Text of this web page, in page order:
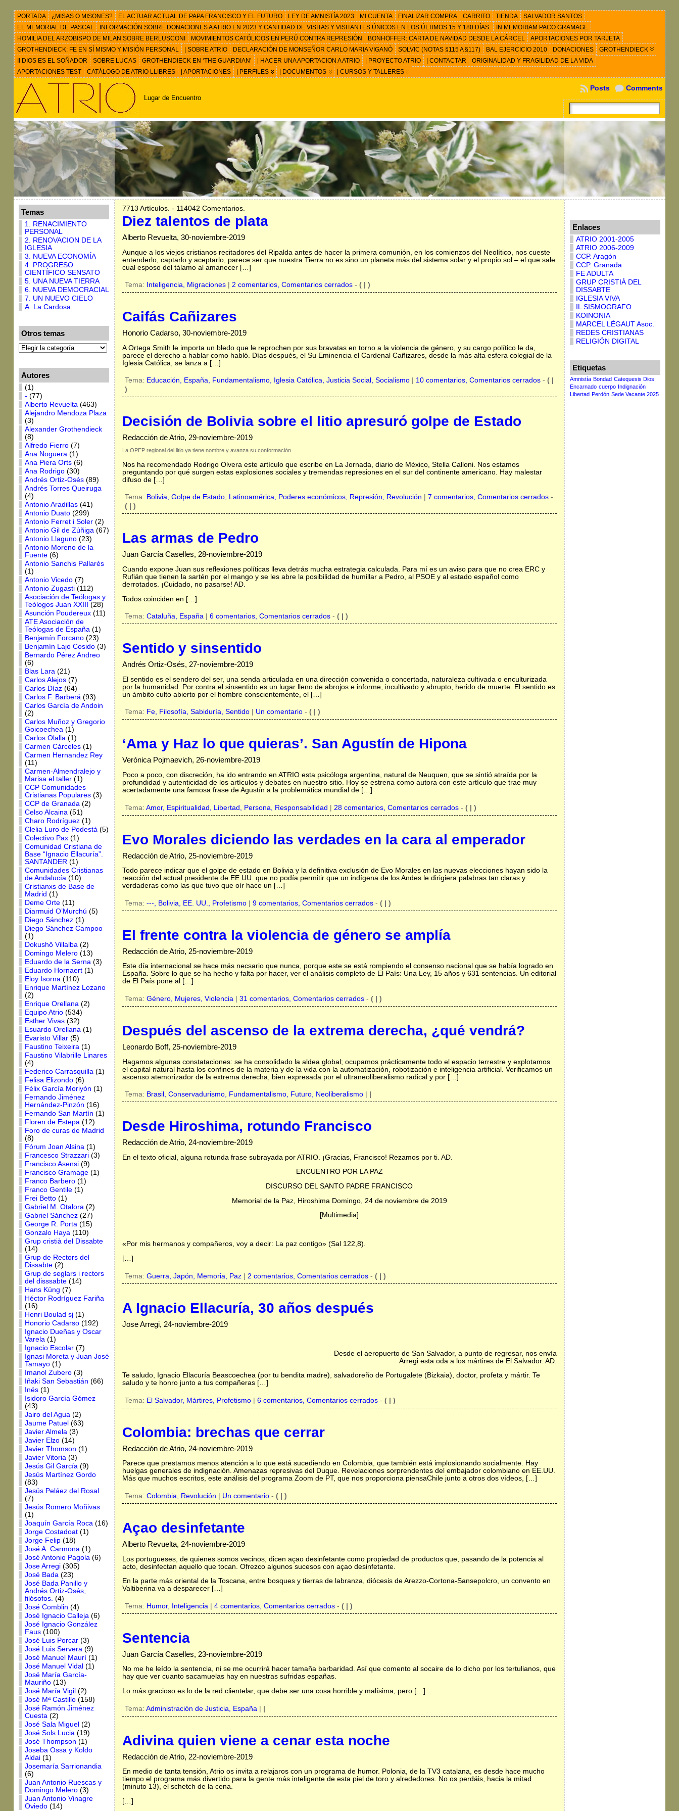
PORTADA ¿MISAS O MISONES? EL ACTUAR ACTUAL DE PAPA FRANCISCO Y EL FUTURO LEY DE AMNISTÍA 2023 MI CUENTA FINALIZAR COMPRA CARRITO TIENDA
SALVADOR SANTOS
EL MEMORIAL DE PASCAL
INFORMACIÓN SOBRE DONACIONES A ATRIO EN 2023 Y CANTIDAD DE VISITAS Y VISITANTES ÚNICOS EN LOS ÚLTIMOS 15 Y 180 DÍAS.
IN MEMORIAM PACO GRAMAGE
HOMILIA DEL ARZOBISPO DE MILAN SOBRE BERLUSCONI
MOVIMIENTOS CATÓLICOS EN PERÚ CONTRA REPRESIÓN BONHÖFFER: CARTA DE NAVIDAD DESDE LA CÁRCEL
APORTACIONES POR TARJETA
GROTHENDIECK: FE EN SÍ MISMO Y MISIÓN PERSONAL
| SOBRE ATRIO DECLARACIÓN DE MONSEÑOR CARLO MARIA VIGANÒ SOLVIC (NOTAS §115 A §117) BAL EJERCICIO 2010 DONACIONES
GROTHENDIECK
II DIOS ES EL SOÑADOR
SOBRE LUCAS GROTHENDIECK EN ‘THE GUARDIAN’ | HACER UNA APORTACION A ATRIO | PROYECTO ATRIO | CONTACTAR
ORIGINALIDAD Y FRAGILIDAD DE LA VIDA
APORTACIONES TEST
CATÁLOGO DE ATRIO LLIBRES | APORTACIONES | PERFILES | DOCUMENTOS | CURSOS Y TALLERES
Lugar de Encuentro
Comments
Posts
Temas
1. RENACIMIENTO
PERSONAL
2. RENOVACION DE LA
IGLESIA
3. NUEVA ECONOMÍA
4. PROGRESO
CIENTÍFICO SENSATO
5. UNA NUEVA TIERRA
6. NUEVA DEMOCRACIAL
7. UN NUEVO CIELO
A. La Cardosa
Otros temas
Autores
(1)
- (77)
Alberto Revuelta(463)
Alejandro Mendoza Plaza
(3)
Alexander Grothendieck
(8)
Alfredo Fierro(7)
Ana Noguera(1)
Ana Piera Orts(6)
Ana Rodrigo(30)
Andrés Ortiz-Osés(89)
Andrés Torres Queiruga
(4)
Antonio Aradillas(41)
Antonio Duato(299)
Antonio Ferret i Soler(2)
Antonio Gil de Zúñiga(67)
Antonio Llaguno(23)
Antonio Moreno de la
Fuente(6)
Antonio Sanchis Pallarés
(1)
Antonio Vicedo(7)
Antonio Zugasti(112)
Asociación de Teólogas y
Teólogos Juan XXIII
(28)
Asunción Poudereux(11)
ATE Asociación de
Teólogas de España(1)
Benjamín Forcano(23)
Benjamín Lajo Cosido(3)
Bernardo Pérez Andreo
(6)
Blas Lara(21)
Carlos Alejos(7)
Carlos Díaz(64)
Carlos F. Barberá(93)
Carlos García de Andoin
(2)
Carlos Muñoz y Gregorio
Goicoechea(1)
Carlos Olalla(1)
Carmen Cárceles(1)
Carmen Hernandez Rey
(11)
Carmen-Almendralejo y
Marisa el taller(1)
CCP Comunidades
Cristianas Populares(3)
CCP de Granada(2)
Celso Alcaina(51)
Charo Rodríguez(1)
Clelia Luro de Podestá(5)
Colectivo Pax(1)
Comunidad Cristiana de
Base “Ignacio Ellacuría”.
SANTANDER(1)
Comunidades Cristianas
de Andalucía(10)
Cristianxs de Base de
Madrid (1)
Deme Orte(11)
Diarmuid O’Murchú (5)
Diego Sánchez(1)
Diego Sánchez Campoo
(1)
Dokushô Villalba(2)
Domingo Melero(13)
Eduardo de la Serna(3)
Eduardo Hornaert(1)
Eloy Isorna(110)
Enrique Martínez Lozano
(2)
Enrique Orellana(2)
Equipo Atrio(534)
Esther Vivas(32)
Esuardo Orellana(1)
Evaristo Villar(5)
Faustino Teixeira(1)
Faustino Vilabrille Linares
(4)
Federico Carrasquilla(1)
Felisa Elizondo(6)
Félix García Moriyón (1)
Fernando Jiménez
Hernández-Pinzón (16)
Fernando San Martín (1)
Floren de Estepa(12)
Foro de curas de Madrid
(8)
Fórum Joan Alsina(1)
Francesco Strazzari(3)
Francisco Asensi(9)
Francisco Gramage(1)
Franco Barbero(1)
Franco Gentile(1)
Frei Betto(1)
Gabriel M. Otalora(2)
Gabriel Sánchez(27)
George R. Porta(15)
Gonzalo Haya(110)
Grup cristià del Dissabte
(14)
Grup de Rectors del
Dissabte(2)
Grup de seglars i rectors
del disssabte(14)
Hans Küng (7)
Héctor Rodríguez Fariña
(16)
Henri Boulad sj(1)
Honorio Cadarso(192)
Ignacio Dueñas y Oscar
Varela(1)
Ignacio Escolar(7)
Ignasi Moreta y Juan José
Tamayo(1)
Imanol Zubero(3)
Iñaki San Sebastián (66)
Inés(1)
Isidoro García Gómez
(43)
Jairo del Agua(2)
Jaume Patuel (63)
Javier Almela(3)
Javier Elzo(14)
Javier Thomson (1)
Javier Vitoria(3)
Jesús Gil García(9)
Jesús Martínez Gordo
(83)
Jesús Peláez del Rosal
(7)
Jesús Romero Moñivas
(1)
Joaquín García Roca(16)
Jorge Costadoat(1)
Jorge Felip(18)
José A. Carmona(1)
José Antonio Pagola(6)
Jose Arregi(305)
José Bada(23)
José Bada Panillo y
Andrés Ortiz-Osés,
filósofos. (4)
José Comblin (4)
José Ignacio Calleja(6)
José Ignacio González
Faus(100)
José Luis Porcar(3)
José Luis Servera(9)
José Manuel Maurí(1)
José Manuel Vidal (1)
José María García-
Mauriño(13)
José María Vigil (2)
José Mª Castillo(158)
José Ramón Jiménez
Cuesta(2)
José Sala Miguel (2)
José Sols Lucia(19)
José Thompson (1)
Joseba Ossa y Koldo
Aldai(1)
Josemaría Sarrionandia
(6)
Juan Antonio Ruescas y
Domingo Melero(3)
Juan Antonio Vinagre
Oviedo(14)
7713 Artículos. - 114042 Comentarios.
Diez talentos de plata
Alberto Revuelta, 30-noviembre-2019
Aunque a los viejos cristianos recitadores del Ripalda antes de hacer la primera comunión, en los comienzos del Neolítico, nos cueste
entenderlo, captarlo y aceptarlo, parece ser que nuestra Tierra no es sino un planeta más del sistema solar y el propio sol – el que sale
cual esposo del tálamo al amanecer […]
Tema: Inteligencia, Migraciones| 2 comentarios, Comentarios cerrados- ( | )
Caifás Cañizares
Honorio Cadarso, 30-noviembre-2019
A Ortega Smith le importa un bledo que le reprochen por sus bravatas en torno a la violencia de género, y su cargo político le da,
parece el derecho a hablar como habló. Días después, el Su Eminencia el Cardenal Cañizares, desde la más alta esfera colegial de la
Iglesia Católica, se lanza a […]
Tema: Educación, España, Fundamentalismo, Iglesia Católica, Justicia Social, Socialismo| 10 comentarios, Comentarios cerrados- ( |
)
Decisión de Bolivia sobre el litio apresuró golpe de Estado
Redacción de Atrio, 29-noviembre-2019
La OPEP regional del litio ya tiene nombre y avanza su conformación
Nos ha recomendado Rodrigo Olvera este artículo que escribe en La Jornada, diario de México, Stella Calloni. Nos estamos
preguntando por qué surgen estas explosiones sociales y tremendas represiones en el sur del continente americano. Hay malestar
difuso de […]
Tema: Bolivia, Golpe de Estado, Latinoamérica, Poderes económicos, Represión, Revolución 7 comentarios, Comentarios cerrados-
( | )
Las armas de Pedro
Juan García Caselles, 28-noviembre-2019
Cuando expone Juan sus reflexiones políticas lleva detrás mucha estrategia calculada. Para mí es un aviso para que no crea ERC y
Rufián que tienen la sartén por el mango y se les abre la posibilidad de humillar a Pedro, al PSOE y al estado español como
derrotados. ¡Cuidado, no pasarse! AD.
Todos coinciden en […]
Tema: Cataluña, España| 6 comentarios, Comentarios cerrados- ( | )
Sentido y sinsentido
Andrés Ortiz-Osés, 27-noviembre-2019
El sentido es el sendero del ser, una senda articulada en una dirección convenida o concertada, naturaleza cultivada o enculturizada
por la humanidad. Por contra el sinsentido es un lugar lleno de abrojos e informe, incultivado y abrupto, herido de muerte. El sentido es
un ámbito culto abierto por el hombre conscientemente, el […]
Tema: Fe, Filosofía, Sabiduría, Sentido| Un comentario- ( | )
‘Ama y Haz lo que quieras’. San Agustín de Hipona
Verónica Pojmaevich, 26-noviembre-2019
Poco a poco, con discreción, ha ido entrando en ATRIO esta psicóloga argentina, natural de Neuquen, que se sintió atraída por la
profundidad y autenticidad de los artículos y debates en nuestro sitio. Hoy se estrena como autora con este artículo que trae muy
acertadamente una famosa frase de Agustín a la problemática mundial de […]
Tema: Amor, Espiritualidad, Libertad, Persona, Responsabilidad | 28 comentarios, Comentarios cerrados- ( | )
Evo Morales diciendo las verdades en la cara al emperador
Redacción de Atrio, 25-noviembre-2019
Todo parece indicar que el golpe de estado en Bolivia y la definitiva exclusión de Evo Morales en las nuevas elecciones hayan sido la
reacción del actual presidente de EE.UU. que no podía permitir que un indígena de los Andes le dirigiera palabras tan claras y
verdaderas como las que tuvo que oír hace un […]
Tema: ---, Bolivia, EE. UU., Profetismo| 9 comentarios, Comentarios cerrados- ( | )
El frente contra la violencia de género se amplía
Redacción de Atrio, 25-noviembre-2019
Este día internacional se hace más necsario que nunca, porque este se está rompiendo el consenso nacional que se había logrado en
España. Sobre lo que se ha hecho y falta por hacer, ver el análisis completo de El País: Una Ley, 15 años y 631 sentencias. Un editorial
de El País pone al […]
Tema: Género, Mujeres, Violencia 31 comentarios, Comentarios cerrados- ( | )
Después del ascenso de la extrema derecha, ¿qué vendrá?
Leonardo Boff, 25-noviembre-2019
Hagamos algunas constataciones: se ha consolidado la aldea global; ocupamos prácticamente todo el espacio terrestre y explotamos
el capital natural hasta los confines de la materia y de la vida con la automatización, robotización e inteligencia artificial. Verificamos un
ascenso atemorizador de la extrema derecha, bien expresada por el ultraneoliberalismo radical y por […]
Tema: Brasil, Conservadurismo, Fundamentalismo, Futuro, Neoliberalismo|
Desde Hiroshima, rotundo Francisco
Redacción de Atrio, 24-noviembre-2019
En el texto oficial, alguna rotunda frase subrayada por ATRIO. ¡Gracias, Francisco! Rezamos por ti. AD.
ENCUENTRO POR LA PAZ
DISCURSO DEL SANTO PADRE FRANCISCO
Memorial de la Paz, Hiroshima Domingo, 24 de noviembre de 2019
[Multimedia]
«Por mis hermanos y compañeros, voy a decir: La paz contigo» (Sal 122,8).
[…]
Tema: Guerra, Japón, Memoria, Paz| 2 comentarios, Comentarios cerrados- ( | )
A Ignacio Ellacuría, 30 años después
Jose Arregi, 24-noviembre-2019
Desde el aeropuerto de San Salvador, a punto de regresar, nos envía
Arregi esta oda a los mártires de El Salvador. AD.
Te saludo, Ignacio Ellacuría Beascoechea (por tu bendita madre), salvadoreño de Portugalete (Bizkaia), doctor, profeta y mártir. Te
saludo y te honro junto a tus compañeras […]
Tema: El Salvador, Mártires, Profetismo| 6 comentarios, Comentarios cerrados- ( | )
Colombia: brechas que cerrar
Redacción de Atrio, 24-noviembre-2019
Parece que prestamos menos atención a lo que está sucediendo en Colombia, que también está implosionando socialmente. Hay
huelgas generales de indignación. Amenazas represivas del Duque. Revelaciones sorprendentes del embajador colombiano en EE.UU.
Más que muchos escritos, este análisis del programa Zoom de PT, que nos proporciona piensaChile junto a otros dos vídeos, […]
Tema: Colombia, Revolución Un comentario- ( | )
Açao desinfetante
Alberto Revuelta, 24-noviembre-2019
Los portugueses, de quienes somos vecinos, dicen açao desinfetante como propiedad de productos que, pasando de la potencia al
acto, desinfectan aquello que tocan. Ofrezco algunos sucesos con açao desinfetante.
En la parte más oriental de la Toscana, entre bosques y tierras de labranza, diócesis de Arezzo-Cortona-Sansepolcro, un convento en
Valtiberina va a desparecer […]
Tema: Humor, Inteligencia 4 comentarios, Comentarios cerrados- ( | )
Sentencia
Juan García Caselles, 23-noviembre-2019
No me he leído la sentencia, ni se me ocurrirá hacer tamaña barbaridad. Así que comento al socaire de lo dicho por los tertulianos, que
hay que ver cuanto sacamuelas hay en nuestras sufridas españas.
Lo más gracioso es lo de la red clientelar, que debe ser una cosa horrible y malísima, pero […]
Tema: Administración de Justicia, España | |
Adivina quien viene a cenar esta noche
Redacción de Atrio, 22-noviembre-2019
En medio de tanta tensión, Atrio os invita a relajaros con un programa de humor. Polonia, de la TV3 catalana, es desde hace mucho
tiempo el programa más divertido para la gente más inteligente de esta piel de toro y alrededores. No os perdáis, hacia la mitad
(minuto 13), el schetch de la cena.
[…]
Enlaces
ATRIO 2001-2005
ATRIO 2006-2009
CCP. Aragón
CCP. Granada
FE ADULTA
GRUP CRISTIÀ DEL
DISSABTE
IGLESIA VIVA
IL SISMOGRAFO
KOINONIA
MARCEL LÉGAUT Asoc.
REDES CRISTIANAS
RELIGIÓN DIGITAL
Etiquetas
Amnistía Bondad Catequesis Dios
Encarnado cuerpo Indignación
Libertad Perdón Sede Vacante 2025